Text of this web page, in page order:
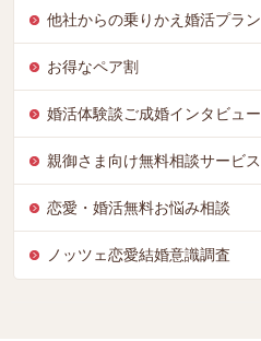
他社からの乗りかえ婚活プラン
お得なペア割
婚活体験談ご成婚インタビュー
親御さま向け無料相談サービス
恋愛・婚活無料お悩み相談
ノッツェ恋愛結婚意識調査